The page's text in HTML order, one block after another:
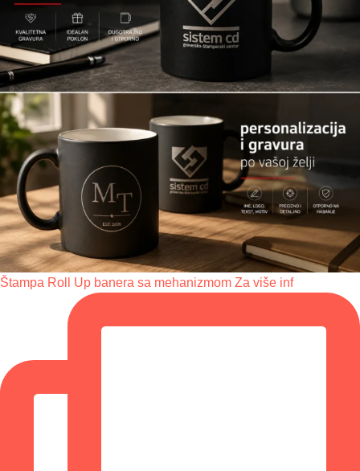
Štampa Roll Up banera sa mehanizmom Za više inf